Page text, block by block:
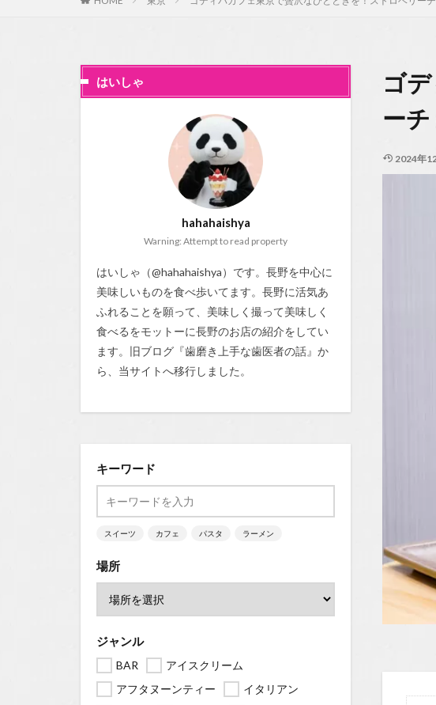
ゴ
ー
2024年
はいしゃ
hahahaishya
Warning: Attempt to read property
はいしゃ（@hahahaishya）です。長野を中心に
美味しいものを食べ歩いてます。長野に活気あ
ふれることを願って、美味しく撮って美味しく
食べるをモットーに長野のお店の紹介をしてい
ます。旧ブログ『歯磨き上手な歯医者の話』か
ら、当サイトへ移行しました。
キーワード
スイーツ カフェ パスタ ラーメン
場所
ジャンル
BAR
アイスクリーム
アフタヌーンティー
イタリアン